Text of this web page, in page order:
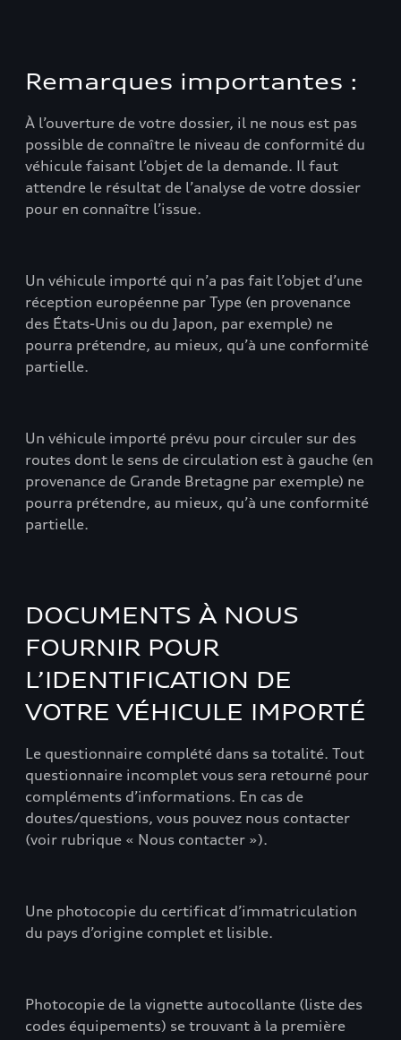
Remarques importantes :
À l’ouverture de votre dossier, il ne nous est pas
possible de connaître le niveau de conformité du
véhicule faisant l’objet de la demande. Il faut
attendre le résultat de l’analyse de votre dossier
pour en connaître l’issue.
Un véhicule importé qui n’a pas fait l’objet d’une
réception européenne par Type (en provenance
des États-Unis ou du Japon, par exemple) ne
pourra prétendre, au mieux, qu’à une conformité
partielle.
Un véhicule importé prévu pour circuler sur des
routes dont le sens de circulation est à gauche (en
provenance de Grande Bretagne par exemple) ne
pourra prétendre, au mieux, qu’à une conformité
partielle.
DOCUMENTS À NOUS
FOURNIR POUR
L’IDENTIFICATION DE
VOTRE VÉHICULE IMPORTÉ
Le questionnaire complété dans sa totalité. Tout
questionnaire incomplet vous sera retourné pour
compléments d’informations. En cas de
doutes/questions, vous pouvez nous contacter
(voir rubrique « Nous contacter »).
Une photocopie du certificat d’immatriculation
du pays d’origine complet et lisible.
Photocopie de la vignette autocollante (liste des
codes équipements) se trouvant à la première